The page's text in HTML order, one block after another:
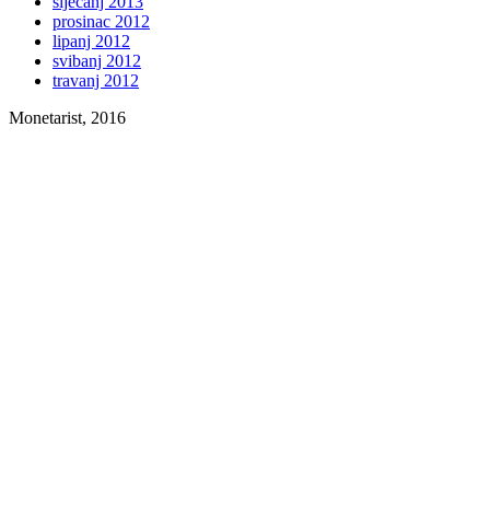
prosinac 2012
lipanj 2012
svibanj 2012
travanj 2012
Monetarist, 2016